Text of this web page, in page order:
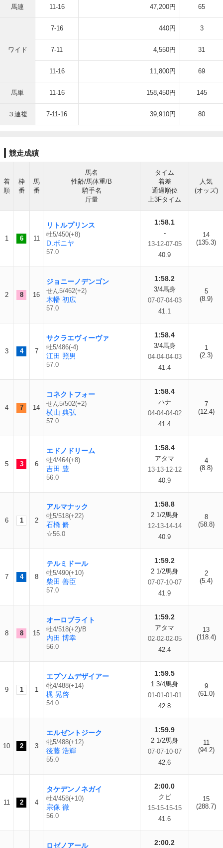
馬連 11-16 47,200円 65
ワイド
7-16 440円 3
7-11 4,550円 31
11-16 11,800円 69
馬単 11-16 158,450円 145
３連複 7-11-16 39,910円 80
競走成績
着
順
枠
番
馬
番
馬名
性齢/馬体重/B
騎手名
斤量
タイム
着差
通過順位
上3Fタイム
人気
(オッズ)
1 6 11
リトルプリンス
牡5/450(+8)
D.ボニヤ
57.0
1:58.1
-
13-12-07-05
40.9
14
(135.3)
2 8 16
ジョニーノデンゴン
せん5/462(+2)
木幡 初広
57.0
1:58.2
3/4馬身
07-07-04-03
41.1
5
(8.9)
3 4 7
サクラエヴィーヴァ
牡5/486(-4)
江田 照男
57.0
1:58.4
3/4馬身
04-04-04-03
41.4
1
(2.3)
4 7 14
コネクトフォー
せん5/502(+2)
横山 典弘
57.0
1:58.4
ハナ
04-04-04-02
41.4
7
(12.4)
5 3 6
エドノドリーム
牡4/464(+8)
吉田 豊
56.0
1:58.4
アタマ
13-13-12-12
40.9
4
(8.8)
6 1 2
アルマナック
牡5/518(+22)
石橋 脩
☆56.0
1:58.8
2 1/2馬身
12-13-14-14
40.9
8
(58.8)
7 4 8
テルミドール
牡5/490(+10)
柴田 善臣
57.0
1:59.2
2 1/2馬身
07-07-10-07
41.9
2
(5.4)
8 8 15
オーロブライト
牡4/518(+2)/B
内田 博幸
56.0
1:59.2
アタマ
02-02-02-05
42.4
13
(118.4)
9 1 1
エプソムデザイアー
牝4/488(+14)
梶 晃啓
54.0
1:59.5
1 3/4馬身
01-01-01-01
42.8
9
(61.0)
10 2 3
エルゼントジーク
牝5/488(+12)
後藤 浩輝
55.0
1:59.9
2 1/2馬身
07-07-10-07
42.6
11
(94.2)
11 2 4
タケデンノネガイ
牡4/458(+10)
宗像 徹
56.0
2:00.0
クビ
15-15-15-15
41.6
15
(288.7)
ロゼノアール 2:00.2